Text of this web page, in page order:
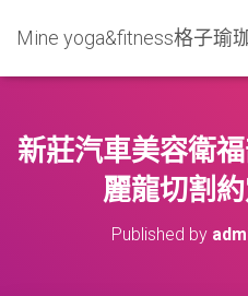
Mine yoga&fitness格子瑜
新莊汽車美容衛
麗龍切割
Published by